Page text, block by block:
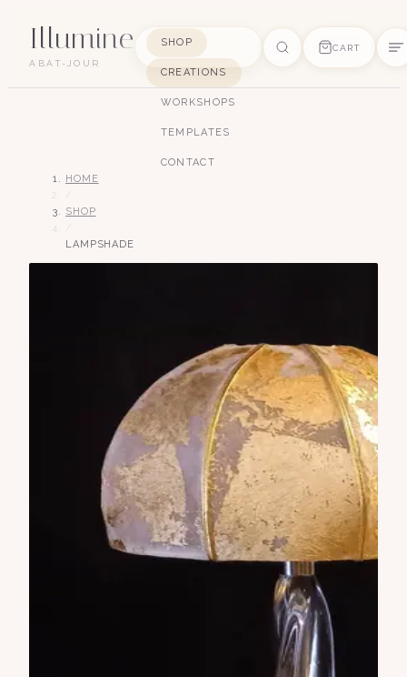
Illumine
ABAT-JOUR
SHOP
CREATIONS
WORKSHOPS
TEMPLATES
CONTACT
CART
HOME
SHOP
LAMPSHADE